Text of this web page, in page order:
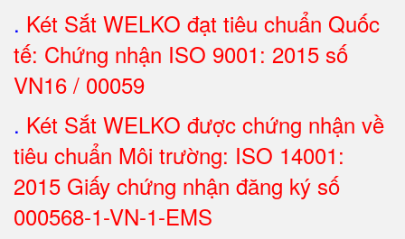
. Két Sắt WELKO đạt tiêu chuẩn Quốc
tế: Chứng nhận ISO 9001: 2015 số
VN16 / 00059
. Két Sắt WELKO được chứng nhận về
tiêu chuẩn Môi trường: ISO 14001:
2015 Giấy chứng nhận đăng ký số
000568-1-VN-1-EMS